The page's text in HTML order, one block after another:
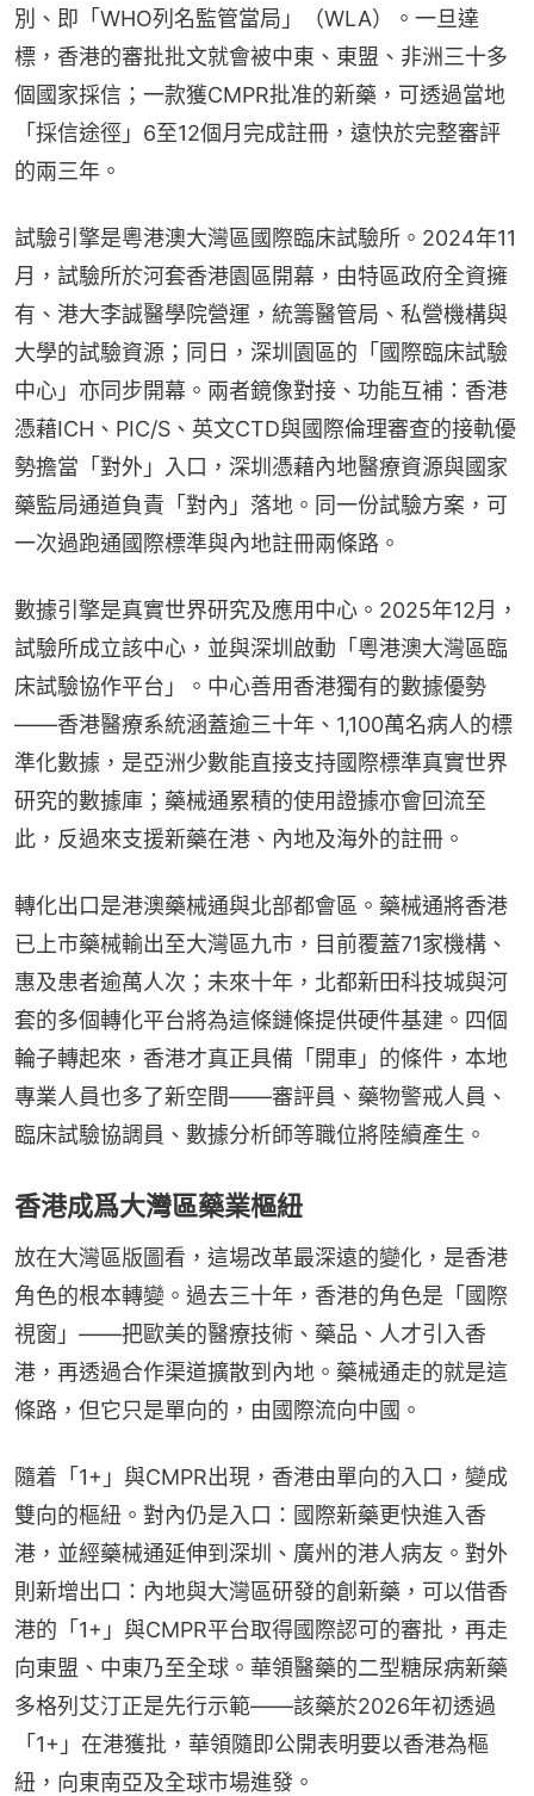
別、即「WHO列名監管當局」（WLA）。一旦達
標，香港的審批批文就會被中東、東盟、非洲三十多
個國家採信；一款獲CMPR批准的新藥，可透過當地
「採信途徑」6至12個月完成註冊，遠快於完整審評
的兩三年。
試驗引擎是粵港澳大灣區國際臨床試驗所。2024年11
月，試驗所於河套香港園區開幕，由特區政府全資擁
有、港大李誠醫學院營運，統籌醫管局、私營機構與
大學的試驗資源；同日，深圳園區的「國際臨床試驗
中心」亦同步開幕。兩者鏡像對接、功能互補：香港
憑藉ICH、PIC/S、英文CTD與國際倫理審查的接軌優
勢擔當「對外」入口，深圳憑藉內地醫療資源與國家
藥監局通道負責「對內」落地。同一份試驗方案，可
一次過跑通國際標準與內地註冊兩條路。
數據引擎是真實世界研究及應用中心。2025年12月，
試驗所成立該中心，並與深圳啟動「粵港澳大灣區臨
床試驗協作平台」。中心善用香港獨有的數據優勢
——香港醫療系統涵蓋逾三十年、1,100萬名病人的標
準化數據，是亞洲少數能直接支持國際標準真實世界
研究的數據庫；藥械通累積的使用證據亦會回流至
此，反過來支援新藥在港、內地及海外的註冊。
轉化出口是港澳藥械通與北部都會區。藥械通將香港
已上市藥械輸出至大灣區九市，目前覆蓋71家機構、
惠及患者逾萬人次；未來十年，北都新田科技城與河
套的多個轉化平台將為這條鏈條提供硬件基建。四個
輪子轉起來，香港才真正具備「開車」的條件，本地
專業人員也多了新空間——審評員、藥物警戒人員、
臨床試驗協調員、數據分析師等職位將陸續產生。
香港成爲大灣區藥業樞紐
放在大灣區版圖看，這場改革最深遠的變化，是香港
角色的根本轉變。過去三十年，香港的角色是「國際
視窗」——把歐美的醫療技術、藥品、人才引入香
港，再透過合作渠道擴散到內地。藥械通走的就是這
條路，但它只是單向的，由國際流向中國。
隨着「1+」與CMPR出現，香港由單向的入口，變成
雙向的樞紐。對內仍是入口：國際新藥更快進入香
港，並經藥械通延伸到深圳、廣州的港人病友。對外
則新增出口：內地與大灣區研發的創新藥，可以借香
港的「1+」與CMPR平台取得國際認可的審批，再走
向東盟、中東乃至全球。華領醫藥的二型糖尿病新藥
多格列艾汀正是先行示範——該藥於2026年初透過
「1+」在港獲批，華領隨即公開表明要以香港為樞
紐，向東南亞及全球市場進發。